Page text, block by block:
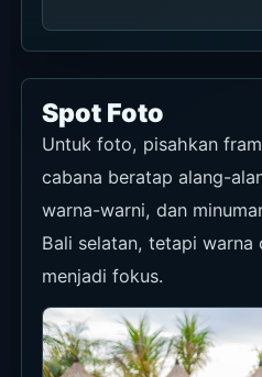
Spot Foto
Untuk foto, pisahkan
cabana beratap alang-
warna-warni, dan
Bali selatan, tetapi warna
menjadi fokus.